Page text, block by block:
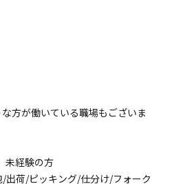
方が働いている職場もございま
未経験の方
出荷/ピッキング/仕分け/フォーク